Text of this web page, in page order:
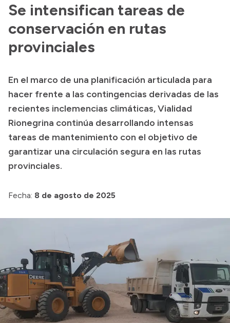
Archivo de noticias
Transparencia
Boletín Oficial
Compras y licitaciones
Consulta de expedientes
Consulta de pago a proveedores
Convocatorias
Intranet
Se intensifican tareas de
conservación en rutas
provinciales
En el marco de una planificación articulada para
hacer frente a las contingencias derivadas de las
recientes inclemencias climáticas, Vialidad
Rionegrina continúa desarrollando intensas
tareas de mantenimiento con el objetivo de
garantizar una circulación segura en las rutas
provinciales.
Fecha: 8 de agosto de 2025